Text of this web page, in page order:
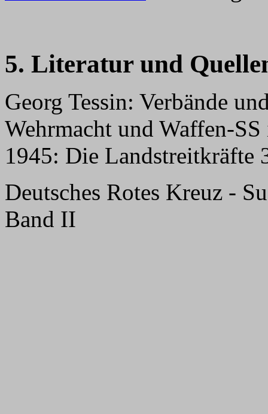
5. Literatur und
Georg Tessin: Verbände
Wehrmacht und Waffen-
1945: Die Landstreitkräfte
Deutsches Rotes Kreuz -
Band II